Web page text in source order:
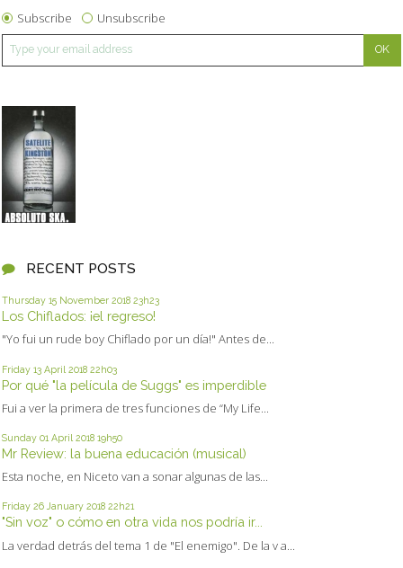
Subscribe Unsubscribe
RECENT POSTS
Thursday 15 November 2018 23h23
Los Chiflados: ¡el regreso!
"Yo fui un rude boy Chiflado por un día!" Antes de...
Friday 13 April 2018 22h03
Por qué "la película de Suggs" es imperdible
Fui a ver la primera de tres funciones de “My Life...
Sunday 01 April 2018 19h50
Mr Review: la buena educación (musical)
Esta noche, en Niceto van a sonar algunas de las...
Friday 26 January 2018 22h21
"Sin voz" o cómo en otra vida nos podría ir...
La verdad detrás del tema 1 de "El enemigo". De la v a...